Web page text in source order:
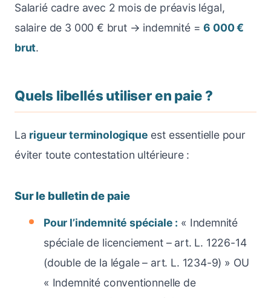
Salarié cadre avec 2 mois de préavis légal,
salaire de 3 000 € brut → indemnité =6 000 €
brut.
Quels libellés utiliser en paie ?
La rigueur terminologique est essentielle pour
éviter toute contestation ultérieure :
Sur le bulletin de paie
Pour l’indemnité spéciale : « Indemnité
spéciale de licenciement – art. L. 1226-14
(double de la légale – art. L. 1234-9) » OU
« Indemnité conventionnelle de